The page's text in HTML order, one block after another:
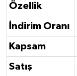
Özellik
İndirim Oranı
Kapsam
Satış